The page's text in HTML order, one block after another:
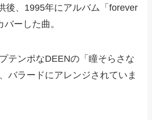
後、1995年にアルバム「forever
ーした曲。
テンポなDEENの「瞳そらさな
バラードにアレンジされていま